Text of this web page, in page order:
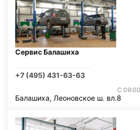
Сервис Балашиха
+7 (495) 431-63-63
С
Балашиха, Леоновское ш. вл.8